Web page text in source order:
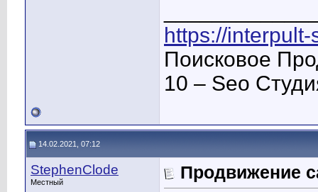
https://
Поисковое
10 – Seo
14.02.2021, 07:12
StephenClode
Местный
Продвижение